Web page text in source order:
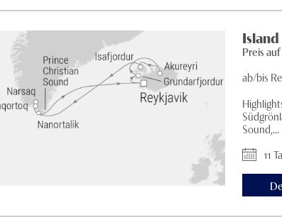
Preis
ab/bis
Sound,...
11